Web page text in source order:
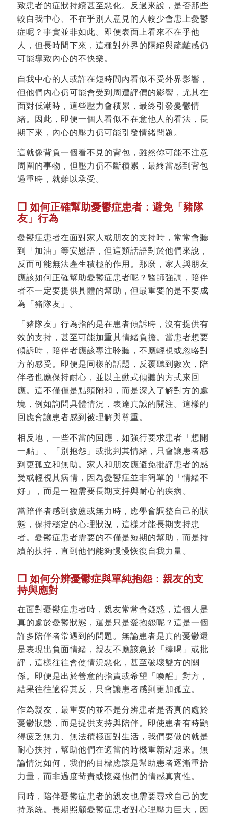
致患者的症狀持續甚至惡化。反過來說，是否那些
較自我中心、不在乎別人意見的人較少會患上憂鬱
症呢？事實並非如此。即便表面上看來不在乎他
人，但長時間下來，這種對外界的隔絕與疏離感仍
可能導致內心的不快樂。
自我中心的人或許在短時間內看似不受外界影響，
但他們內心仍可能會受到周遭評價的影響，尤其在
面對低潮時，這些壓力會積累，最終引發憂鬱情
緒。因此，即便一個人看似不在意他人的看法，長
期下來，內心的壓力仍可能引發情緒問題。
這就像背負一個看不見的背包，雖然你可能不注意
周圍的事物，但壓力仍不斷積累，最終當感到背包
過重時，就難以承受。
❐ 如何正確幫助憂鬱症患者：避免「豬隊
友」行為
憂鬱症患者在面對家人或朋友的支持時，常常會聽
到「加油」等安慰語，但這類話語對於他們來說，
反而可能無法產生積極的作用。那麼，家人與朋友
應該如何正確幫助憂鬱症患者呢？醫師強調，陪伴
者不一定要提供具體的幫助，但最重要的是不要成
為「豬隊友」。
「豬隊友」行為指的是在患者傾訴時，沒有提供有
效的支持，甚至可能加重其情緒負擔。當患者想要
傾訴時，陪伴者應該專注聆聽，不應輕視或忽略對
方的感受。即便是同樣的話題，反覆聽到數次，陪
伴者也應保持耐心，並以主動式傾聽的方式來回
應。這不僅僅是點頭附和，而是深入了解對方的處
境，例如詢問具體情況，表達真誠的關注。這樣的
回應會讓患者感到被理解與尊重。
相反地，一些不當的回應，如強行要求患者「想開
一點」、「別抱怨」或批判其情緒，只會讓患者感
到更孤立和無助。家人和朋友應避免批評患者的感
受或輕視其病情，因為憂鬱症並非簡單的「情緒不
好」，而是一種需要長期支持與耐心的疾病。
當陪伴者感到疲憊或無力時，應學會調整自己的狀
態，保持穩定的心理狀況，這樣才能長期支持患
者。憂鬱症患者需要的不僅是短期的幫助，而是持
續的扶持，直到他們能夠慢慢恢復自我力量。
❐ 如何分辨憂鬱症與單純抱怨：親友的支
持與應對
在面對憂鬱症患者時，親友常常會疑惑，這個人是
真的處於憂鬱狀態，還是只是愛抱怨呢？這是一個
許多陪伴者常遇到的問題。無論患者是真的憂鬱還
是表現出負面情緒，親友不應該急於「棒喝」或批
評，這樣往往會使情況惡化，甚至破壞雙方的關
係。即便是出於善意的指責或希望「喚醒」對方，
結果往往適得其反，只會讓患者感到更加孤立。
作為親友，最重要的並不是分辨患者是否真的處於
憂鬱狀態，而是提供支持與陪伴。即使患者有時顯
得疲乏無力、無法積極面對生活，我們要做的就是
耐心扶持，幫助他們在適當的時機重新站起來。無
論情況如何，我們的目標應該是幫助患者逐漸重拾
力量，而非過度苛責或懷疑他們的情感真實性。
同時，陪伴憂鬱症患者的親友也需要尋求自己的支
持系統。長期照顧憂鬱症患者對心理壓力巨大，因